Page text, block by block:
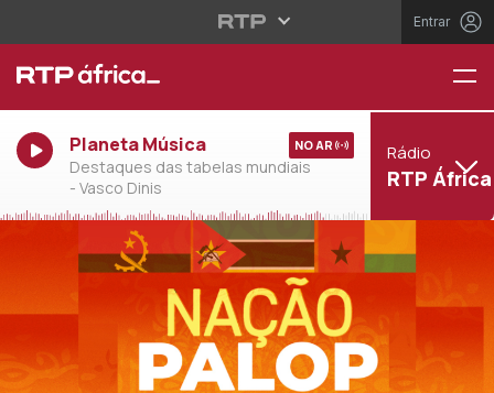
Entrar
Planeta Música
Destaques das tabelas mundiais
- Vasco Dinis
NO AR Rádio
RTP África